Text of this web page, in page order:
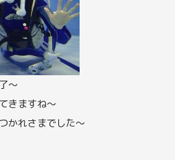
～
きますね～
かれさまでした～